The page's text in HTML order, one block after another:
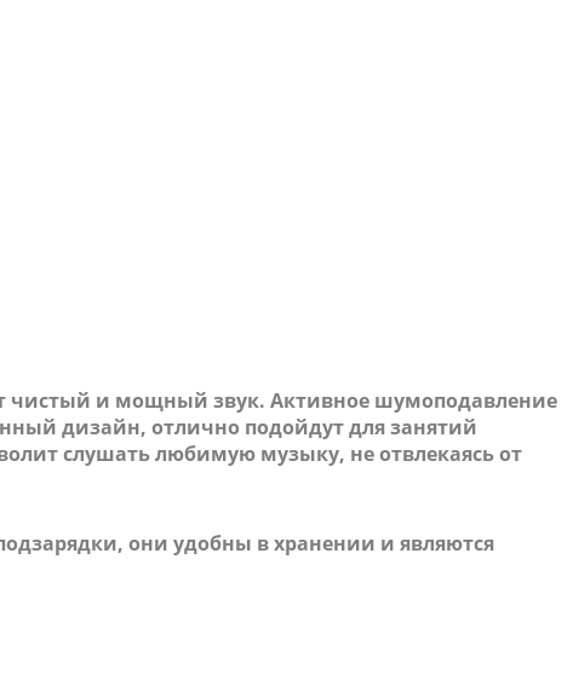
чистый и мощный звук. Активное шумоподавление
дизайн, отлично подойдут для занятий
слушать любимую музыку, не отвлекаясь от
они удобны в хранении и являются